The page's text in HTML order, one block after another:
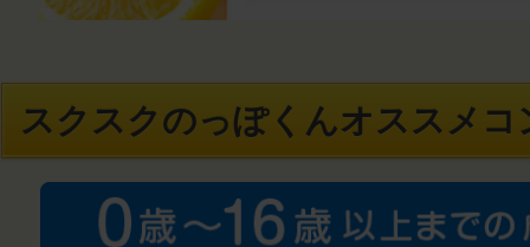
スクスクのっぽくんオススメコ